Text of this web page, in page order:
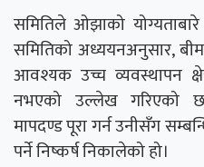
समितिले ओझाको योग्यताबारे
समितिको अध्ययनअनुसार,
आवश्यक उच्च व्यवस्थापन
नभएको उल्लेख गरिएको
मापदण्ड पूरा गर्न उनीसँग
पर्ने निष्कर्ष निकालेको हो।